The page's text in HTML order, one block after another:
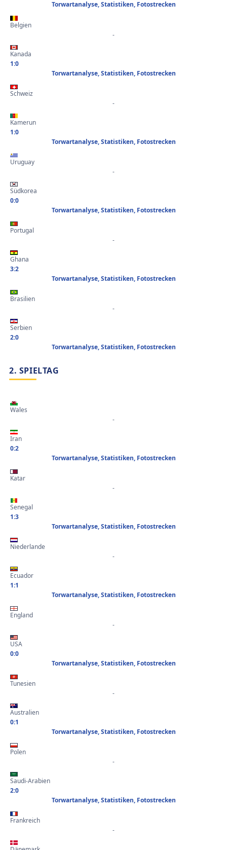
Torwartanalyse, Statistiken, Fotostrecken
Belgien
-
Kanada
1:0
Torwartanalyse, Statistiken, Fotostrecken
Schweiz
-
Kamerun
1:0
Torwartanalyse, Statistiken, Fotostrecken
Uruguay
-
Südkorea
0:0
Torwartanalyse, Statistiken, Fotostrecken
Portugal
-
Ghana
3:2
Torwartanalyse, Statistiken, Fotostrecken
Brasilien
-
Serbien
2:0
Torwartanalyse, Statistiken, Fotostrecken
2. SPIELTAG
Wales
-
Iran
0:2
Torwartanalyse, Statistiken, Fotostrecken
Katar
-
Senegal
1:3
Torwartanalyse, Statistiken, Fotostrecken
Niederlande
-
Ecuador
1:1
Torwartanalyse, Statistiken, Fotostrecken
England
-
USA
0:0
Torwartanalyse, Statistiken, Fotostrecken
Tunesien
-
Australien
0:1
Torwartanalyse, Statistiken, Fotostrecken
Polen
-
Saudi-Arabien
2:0
Torwartanalyse, Statistiken, Fotostrecken
Frankreich
-